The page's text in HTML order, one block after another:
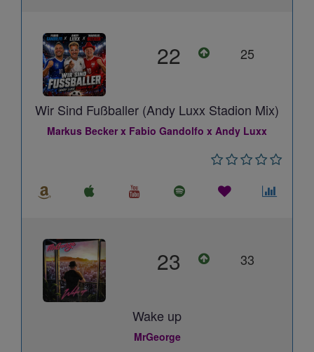
22 25
Wir Sind Fußballer (Andy Luxx Stadion Mix)
Markus Becker x Fabio Gandolfo x Andy Luxx
23 33
Wake up
MrGeorge